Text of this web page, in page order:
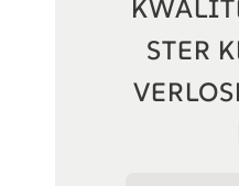
STER